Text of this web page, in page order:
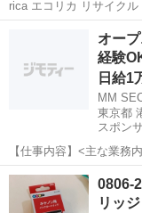
rica エコリカ リサイクル
OA
オー
経験
日給1
MM
東京都
スポン
【仕事内容】<主な業務
ます。 日払い制度と週1
す。 ファン付きベスト
事現場での歩行者や車両
アルバイト・パート /
0806-
リッ